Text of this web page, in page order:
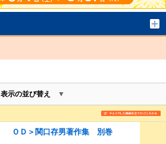
表示の並び替え
ＯＤ＞関口存男著作集 別巻